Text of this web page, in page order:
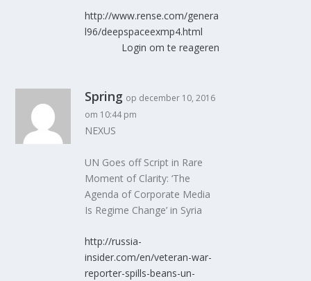
http://www.rense.com/genera
l96/deepspaceexmp4.html
Login om te reageren
Spring op december 10, 2016
om 10:44 pm
NEXUS
UN Goes off Script in Rare
Moment of Clarity: ‘The
Agenda of Corporate Media
Is Regime Change’ in Syria
http://russia-
insider.com/en/veteran-war-
reporter-spills-beans-un-